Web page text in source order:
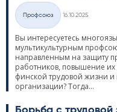
Категории
Профсоюз
16.10.2025
Вы интересуетесь
мультикультурным
направленным на защиту
работников, повышение
финской трудовой жизни
организации? Тогда...